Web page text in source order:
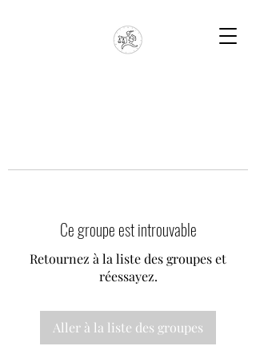
Ce groupe est introuvable
Retournez à la liste des groupes et
réessayez.
Aller à la liste des groupes